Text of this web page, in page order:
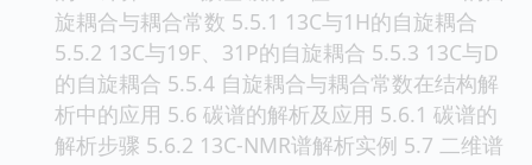
旋耦合与耦合常数 5.5.1 13C与1H的自旋耦合
5.5.2 13C与19F、31P的自旋耦合 5.5.3 13C与D
的自旋耦合 5.5.4 自旋耦合与耦合常数在结构解
析中的应用 5.6 碳谱的解析及应用 5.6.1 碳谱的
解析步骤 5.6.2 13C-NMR谱解析实例 5.7 二维谱